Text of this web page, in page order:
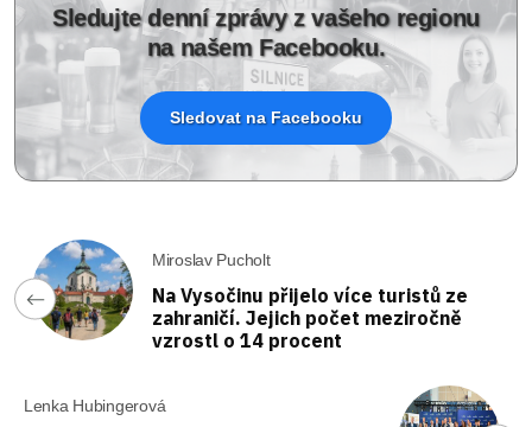
Sledujte denní zprávy z vašeho regionu
na našem Facebooku.
Sledovat na Facebooku
Miroslav Pucholt
Na Vysočinu přijelo více turistů ze
zahraničí. Jejich počet meziročně
vzrostl o 14 procent
Lenka Hubingerová